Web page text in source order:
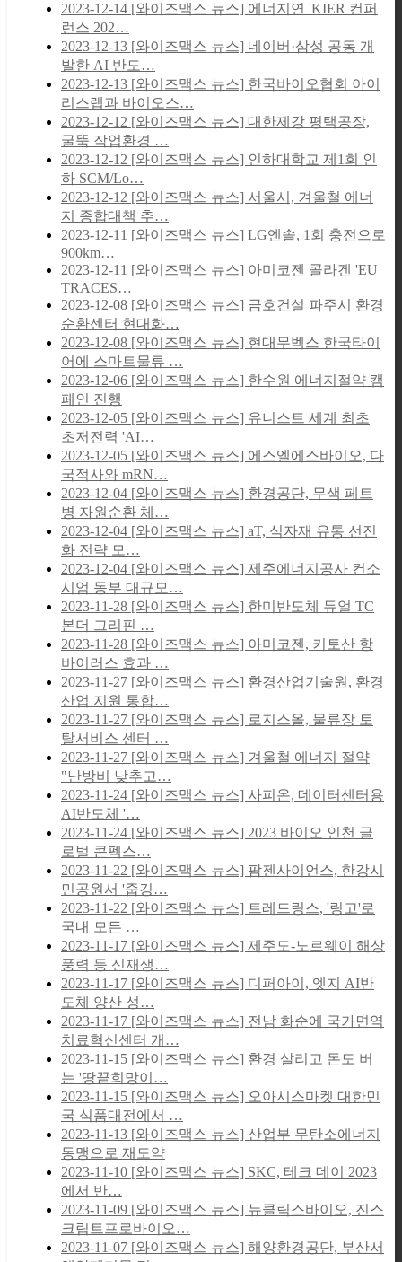
2023-12-14 [와이즈맥스 뉴스] 에너지연 'KIER 컨퍼
런스 202…
2023-12-13 [와이즈맥스 뉴스] 네이버·삼성 공동 개
발한 AI 반도…
2023-12-13 [와이즈맥스 뉴스] 한국바이오협회 아이
리스랩과 바이오스…
2023-12-12 [와이즈맥스 뉴스] 대한제강 평택공장,
굴뚝 작업환경 …
2023-12-12 [와이즈맥스 뉴스] 인하대학교 제1회 인
하 SCM/Lo…
2023-12-12 [와이즈맥스 뉴스] 서울시, 겨울철 에너
지 종합대책 추…
2023-12-11 [와이즈맥스 뉴스] LG엔솔, 1회 충전으로
900km…
2023-12-11 [와이즈맥스 뉴스] 아미코젠 콜라겐 'EU
TRACES…
2023-12-08 [와이즈맥스 뉴스] 금호건설 파주시 환경
순환센터 현대화…
2023-12-08 [와이즈맥스 뉴스] 현대무벡스 한국타이
어에 스마트물류 …
2023-12-06 [와이즈맥스 뉴스] 한수원 에너지절약 캠
페인 진행
2023-12-05 [와이즈맥스 뉴스] 유니스트 세계 최초
초저전력 'AI…
2023-12-05 [와이즈맥스 뉴스] 에스엘에스바이오, 다
국적사와 mRN…
2023-12-04 [와이즈맥스 뉴스] 환경공단, 무색 페트
병 자원순환 체…
2023-12-04 [와이즈맥스 뉴스] aT, 식자재 유통 선진
화 전략 모…
2023-12-04 [와이즈맥스 뉴스] 제주에너지공사 컨소
시엄 동부 대규모…
2023-11-28 [와이즈맥스 뉴스] 한미반도체 듀얼 TC
본더 그리핀 …
2023-11-28 [와이즈맥스 뉴스] 아미코젠, 키토산 항
바이러스 효과 …
2023-11-27 [와이즈맥스 뉴스] 환경산업기술원, 환경
산업 지원 통합…
2023-11-27 [와이즈맥스 뉴스] 로지스올, 물류장 토
탈서비스 센터 …
2023-11-27 [와이즈맥스 뉴스] 겨울철 에너지 절약
"난방비 낮추고…
2023-11-24 [와이즈맥스 뉴스] 사피온, 데이터센터용
AI반도체 '…
2023-11-24 [와이즈맥스 뉴스] 2023 바이오 인천 글
로벌 콘펙스…
2023-11-22 [와이즈맥스 뉴스] 팜젠사이언스, 한강시
민공원서 '줍깅…
2023-11-22 [와이즈맥스 뉴스] 트레드링스, '링고'로
국내 모든 …
2023-11-17 [와이즈맥스 뉴스] 제주도-노르웨이 해상
풍력 등 신재생…
2023-11-17 [와이즈맥스 뉴스] 디퍼아이, 엣지 AI반
도체 양산 성…
2023-11-17 [와이즈맥스 뉴스] 전남 화순에 국가면역
치료혁신센터 개…
2023-11-15 [와이즈맥스 뉴스] 환경 살리고 돈도 버
는 '땅끝희망이…
2023-11-15 [와이즈맥스 뉴스] 오아시스마켓 대한민
국 식품대전에서 …
2023-11-13 [와이즈맥스 뉴스] 산업부 무탄소에너지
동맹으로 재도약
2023-11-10 [와이즈맥스 뉴스] SKC, 테크 데이 2023
에서 반…
2023-11-09 [와이즈맥스 뉴스] 뉴클릭스바이오, 진스
크립트프로바이오…
2023-11-07 [와이즈맥스 뉴스] 해양환경공단, 부산서